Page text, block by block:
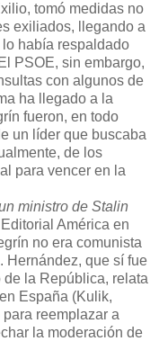
tomó medidas no
exiliados, llegando a
había respaldado
PSOE, sin embargo,
con algunos de
ha llegado a la
fueron, en todo
un líder que buscaba
de los
para vencer en la
ministro de Stalin
América en
no era comunista
Hernández, que sí fue
la República, relata
España (Kulik,
reemplazar a
la moderación de